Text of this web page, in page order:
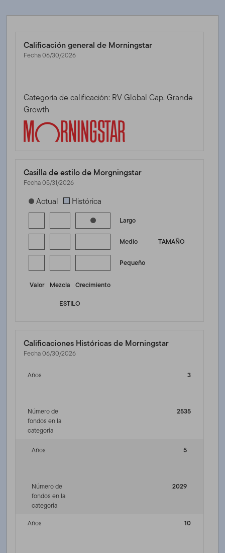
Calificación general de Morningstar
Fecha 06/30/2026
Categoría de calificación: RV Global Cap. Grande
Growth
Casilla de estilo de Morgningstar
Fecha 05/31/2026
[products.morningstar-stylebox-title-sr-equity]
Actual Histórica
Largo
TAMAÑO
Medio
Pequeño
Valor Mezcla
Crecimiento
ESTILO
Calificaciones Históricas de Morningstar
Fecha 06/30/2026
Años 3
Número de
fondos en la
categoría
2535
Años 5
Número de
fondos en la
categoría
2029
Años 10